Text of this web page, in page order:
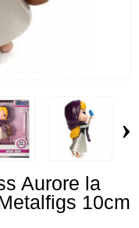
›
Aurore la
10cm